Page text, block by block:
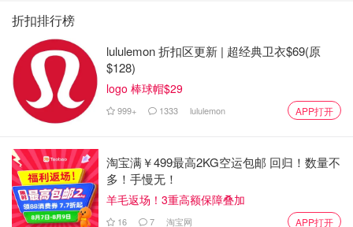
折扣排行榜
lululemon 折扣区更新 | 超经典卫衣$69(原
$128)
logo 棒球帽$29
999+ 1333 lululemon APP打开
淘宝满￥499最高2KG空运包邮 回归！数量不
多！手慢无！
羊毛返场！3重高额保障叠加
16 7 淘宝网 APP打开